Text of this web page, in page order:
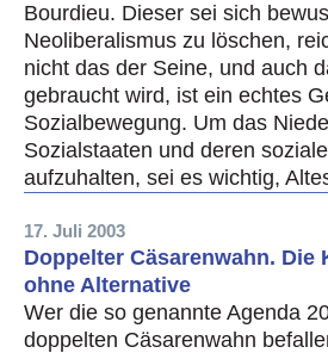
Bourdieu. Dieser sei sich
Neoliberalismus zu löschen,
nicht das der Seine, und auch
gebraucht wird, ist ein echtes
Sozialbewegung. Um das
Sozialstaaten und deren
aufzuhalten, sei es wichtig,
17. Juli 2003
Doppelter Cäsarenwahn.
ohne Alternative
Wer die so genannte Agenda
doppelten Cäsarenwahn